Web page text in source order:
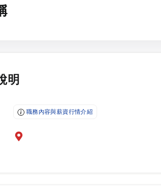
明
職務內容與薪資行情介紹
前往查看地圖